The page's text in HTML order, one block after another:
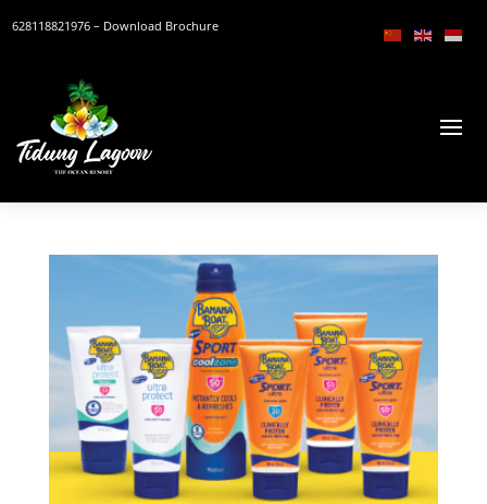
628118821976 – Download Brochure